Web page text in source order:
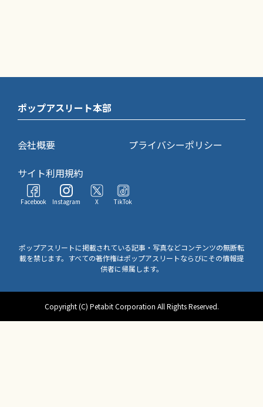
ポップアスリート本部
会社概要
プライバシーポリシー
サイト利用規約
Facebook Instagram X TikTok
ポップアスリートに掲載されている記事・写真などコンテンツの無断転
載を禁じます。すべての著作権はポップアスリートならびにその情報提
供者に帰属します。
Copyright (C) Petabit Corporation All Rights Reserved.